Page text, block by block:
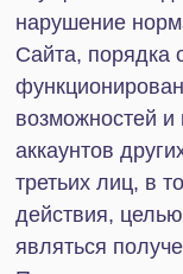
упоминаемых на Сайте
том числе доступные
третьих лиц, не
использования
Пользователями,
предоставление этих
информации,
иным нормативным
4.6. Несмотря на то,
принимает